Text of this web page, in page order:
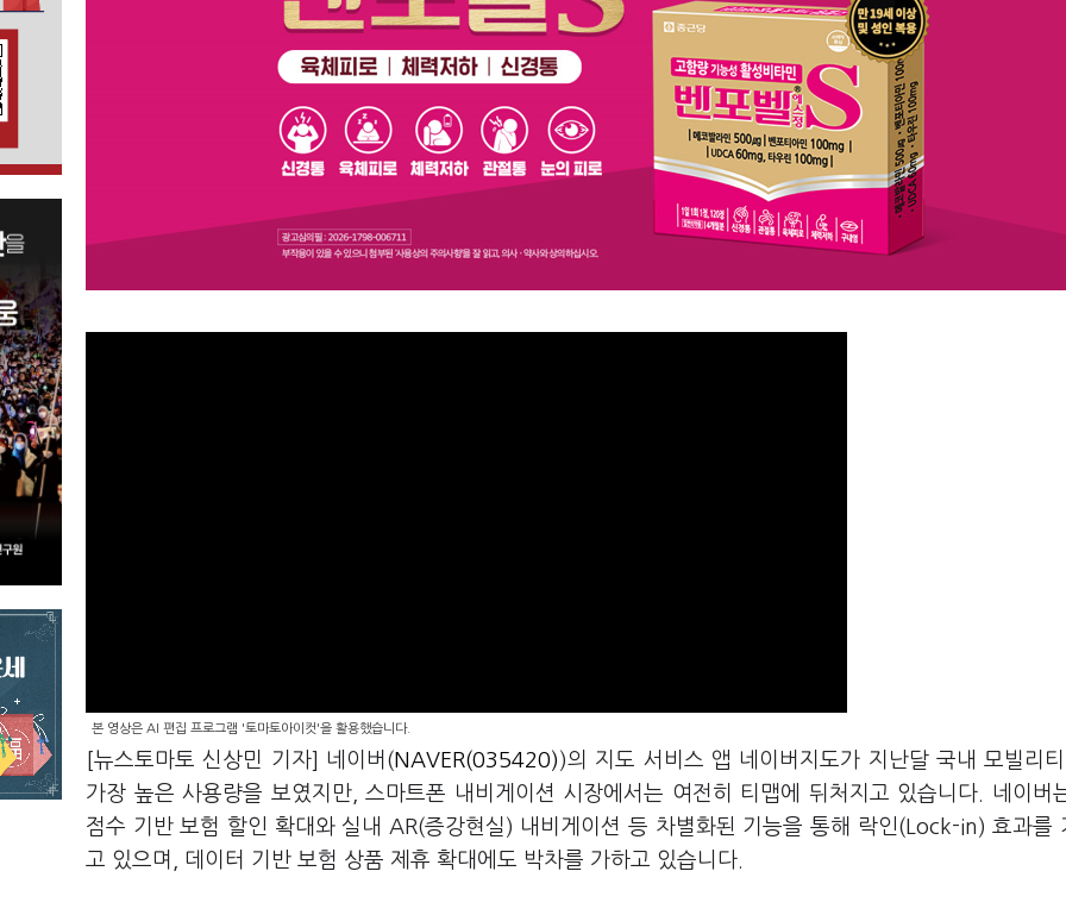
본 영상은 AI 편집 프로그램 '토마토아이컷'을 활용했습니다.
[뉴스토마토 신상민 기자] 네이버( NAVER(035420) )의 지도 서비스 앱 네이버지도가 지난달 국내 모빌리
가장 높은 사용량을 보였지만, 스마트폰 내비게이션 시장에서는 여전히 티맵에 뒤처지고 있습니다. 네이버
점수 기반 보험 할인 확대와 실내 AR(증강현실) 내비게이션 등 차별화된 기능을 통해 락인(Lock-in) 효과를
고 있으며, 데이터 기반 보험 상품 제휴 확대에도 박차를 가하고 있습니다.